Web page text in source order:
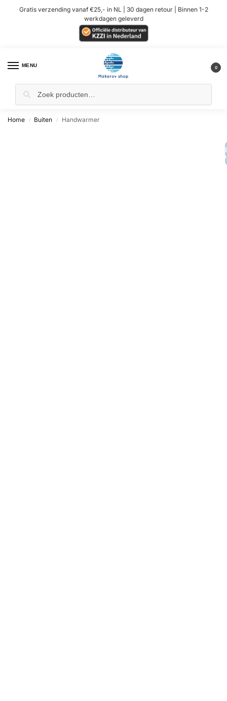
Gratis verzending vanaf €25,- in NL | 30 dagen retour | Binnen 1-2
werkdagen geleverd
MENU 0
Home / Buiten / Handwarmer